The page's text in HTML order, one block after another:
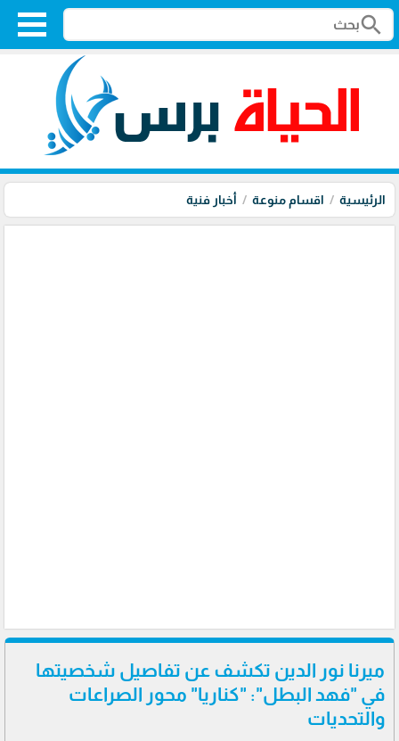
search
الرئيسية اقسام منوعة أخبار فنية
ميرنا نور الدين تكشف عن تفاصيل شخصيتها
في "فهد البطل": "كناريا" محور الصراعات
والتحديات